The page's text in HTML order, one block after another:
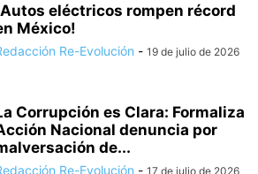
eléctricos rompen récord
México!
Re-Evolución - 19 de julio de 2026
Corrupción es Clara: Formaliza
Nacional denuncia por
de...
Re-Evolución - 17 de julio de 2026